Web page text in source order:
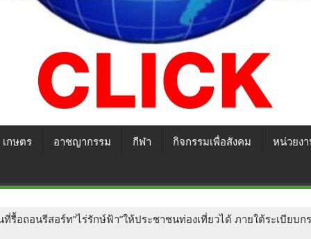
เกษตร อาชญากรรม กีฬา กิจกรรมเพื่อสังคม หน่วยง
รื้อถอนรีสอร์ท”ไร่รักษ์ฟ้า”ให้ประชาชนท่องเที่ยวได้​ ภายใต้ระเบียบก